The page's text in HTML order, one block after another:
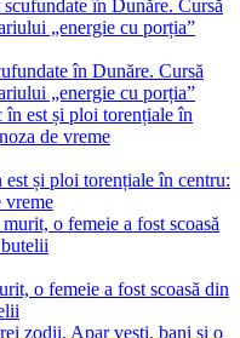
în Dunăre. Cursă
„energie cu porția”
și ploi torențiale în centru:
vreme
o femeie a fost scoasă din